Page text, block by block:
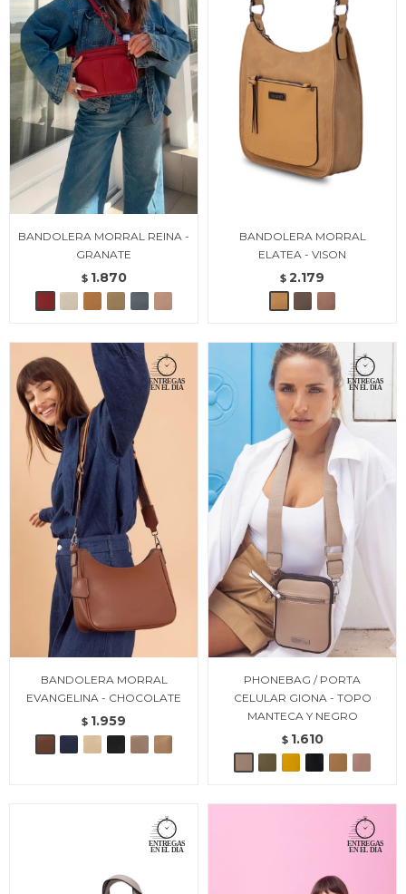
BANDOLERA MORRAL REINA -
GRANATE
$ 1.870
BANDOLERA MORRAL
ELATEA - VISON
$ 2.179
BANDOLERA MORRAL
EVANGELINA - CHOCOLATE
$ 1.959
PHONEBAG / PORTA
CELULAR GIONA - TOPO
MANTECA Y NEGRO
$ 1.610